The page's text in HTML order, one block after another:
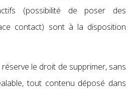
(possibilité de poser des
contact) sont à la disposition
réserve le droit de supprimer, sans
tout contenu déposé dans